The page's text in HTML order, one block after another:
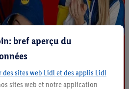
bref aperçu du
des sites web Lidl et des applis Lidl
sites web et notre application